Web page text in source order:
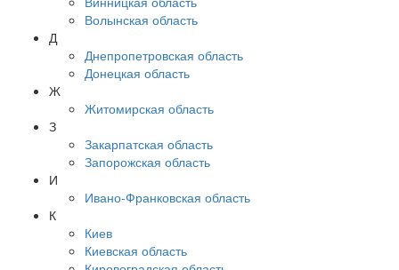
Волынская область
Д
Днепропетровская область
Донецкая область
Ж
Житомирская область
З
Закарпатская область
Запорожская область
И
Ивано-Франковская область
К
Киев
Киевская область